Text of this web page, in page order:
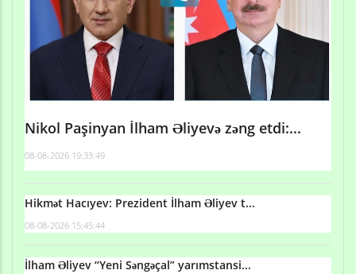
Nikol Paşinyan İlham Əliyevə zəng etdi:...
08-08-2026 19:33:49
Hikmət Hacıyev: Prezident İlham Əliyev t...
08-08-2026 15:45:44
İlham Əliyev “Yeni Səngəçal” yarımstansi...